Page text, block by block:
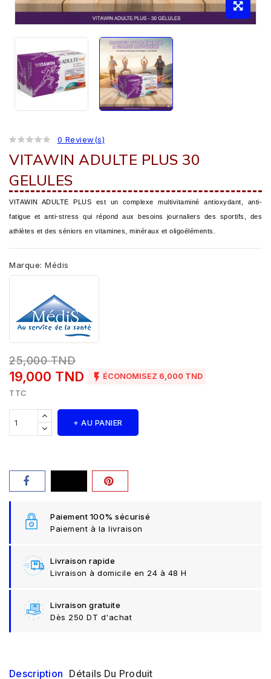
0 Review(s)
VITAWIN ADULTE PLUS 30
GELULES
VITAWIN ADULTE PLUS est un complexe multivitaminé antioxydant, anti-
fatigue et anti-stress qui répond aux besoins journaliers des sportifs, des
athlètes et des séniors en vitamines, minéraux et oligoéléments.
Marque: Médis
25,000 TND
19,000 TND  ÉCONOMISEZ 6,000 TND
TTC
+ AU PANIER
Paiement 100% sécurisé
Paiement à la livraison
Livraison rapide
Livraison à domicile en 24 à 48 H
Livraison gratuite
Dès 250 DT d'achat
Description Détails Du Produit